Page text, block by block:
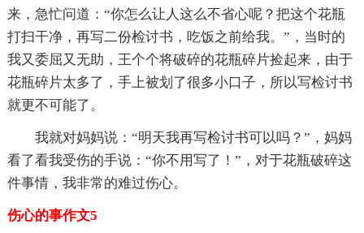
来，急忙问道：“你怎么让人这么不省心呢？把这个花瓶
打扫干净，再写二份检讨书，吃饭之前给我。”，当时的
我又委屈又无助，王个个将破碎的花瓶碎片捡起来，由于
花瓶碎片太多了，手上被划了很多小口子，所以写检讨书
就更不可能了。
我就对妈妈说：“明天我再写检讨书可以吗？”，妈妈
看了看我受伤的手说：“你不用写了！”，对于花瓶破碎这
件事情，我非常的难过伤心。
伤心的事作文5